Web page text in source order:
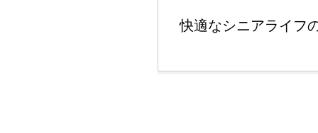
快適なシニアライフ